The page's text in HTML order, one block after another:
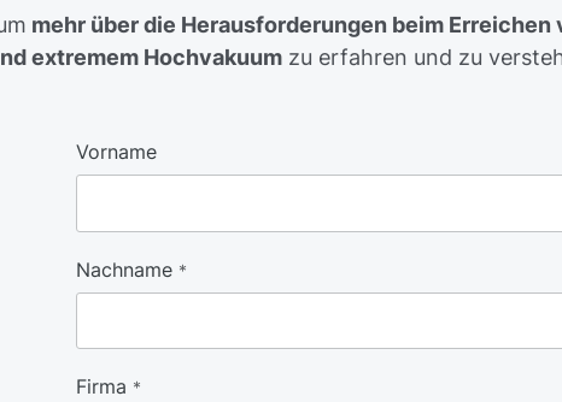
mehr über die Herausforderungen beim
extremem Hochvakuum zu erfahren und zu
Vorname
Nachname *
Firma *